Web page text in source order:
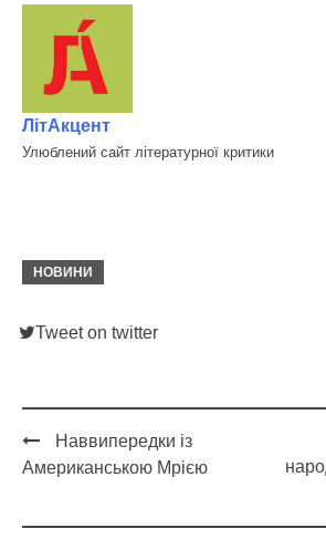
ЛітАкцент
Улюблений сайт літературної критики
НОВИНИ
Tweet on twitter
Post
Наввипередки із
Американською Мрією